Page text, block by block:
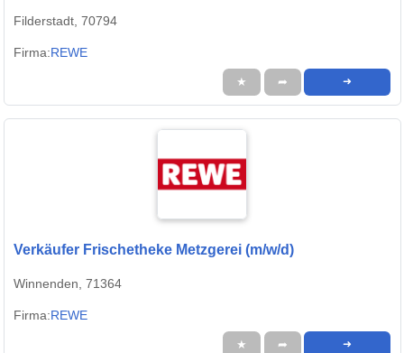
Filderstadt, 70794
Firma:REWE
★ ➦ ➜
Verkäufer Frischetheke Metzgerei (m/w/d)
Winnenden, 71364
Firma:REWE
★ ➦ ➜